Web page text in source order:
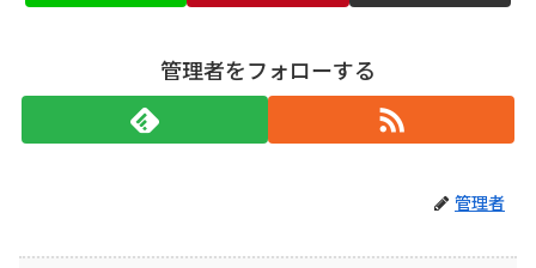
管理者をフォローする
管理者